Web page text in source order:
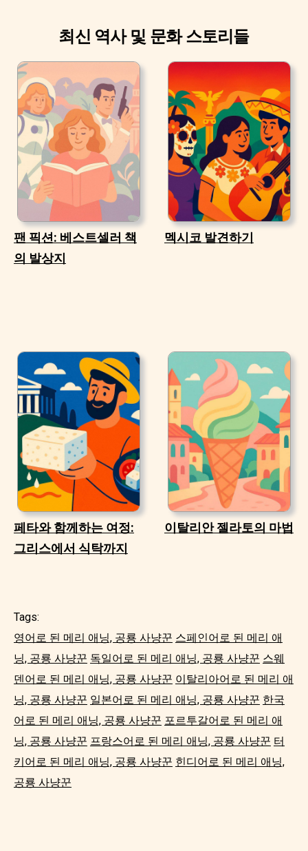
최신 역사 및 문화 스토리들
팬 픽션: 베스트셀러 책
의 발상지
멕시코 발견하기
페타와 함께하는 여정:
그리스에서 식탁까지
이탈리안 젤라토의 마법
Tags:
영어로 된 메리 애닝, 공룡 사냥꾼 스페인어로 된 메리 애
닝, 공룡 사냥꾼 독일어로 된 메리 애닝, 공룡 사냥꾼 스웨
덴어로 된 메리 애닝, 공룡 사냥꾼 이탈리아어로 된 메리 애
닝, 공룡 사냥꾼 일본어로 된 메리 애닝, 공룡 사냥꾼 한국
어로 된 메리 애닝, 공룡 사냥꾼 포르투갈어로 된 메리 애
닝, 공룡 사냥꾼 프랑스어로 된 메리 애닝, 공룡 사냥꾼 터
키어로 된 메리 애닝, 공룡 사냥꾼 힌디어로 된 메리 애닝,
공룡 사냥꾼